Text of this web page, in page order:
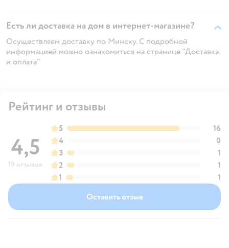
Есть ли доставка на дом в интернет-магазине?
Осуществляем доставку по Минску. С подробной
информацией можно ознакомиться на странице "Доставка
и оплата"
Рейтинг и отзывы
4,5
19 отзывов
5
16
4
0
3
1
2
1
1
1
Оставить отзыв